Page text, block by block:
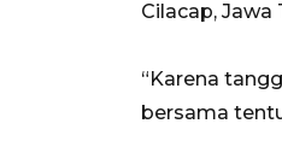
Cilacap, Jawa
“Karena
bersama